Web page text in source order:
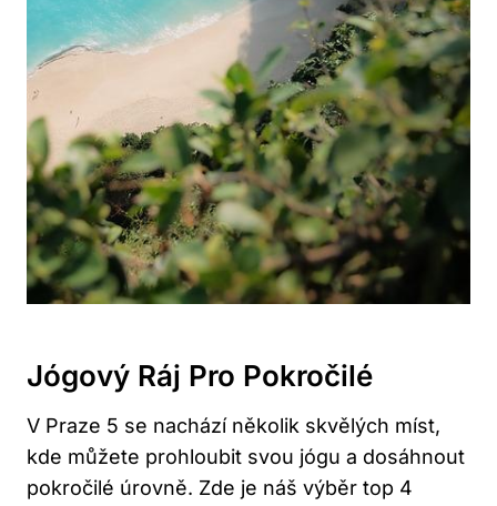
Jógový Ráj Pro Pokročilé
V Praze 5 se nachází několik skvělých míst,
kde můžete prohloubit svou jógu a dosáhnout
pokročilé úrovně. Zde je náš výběr top 4